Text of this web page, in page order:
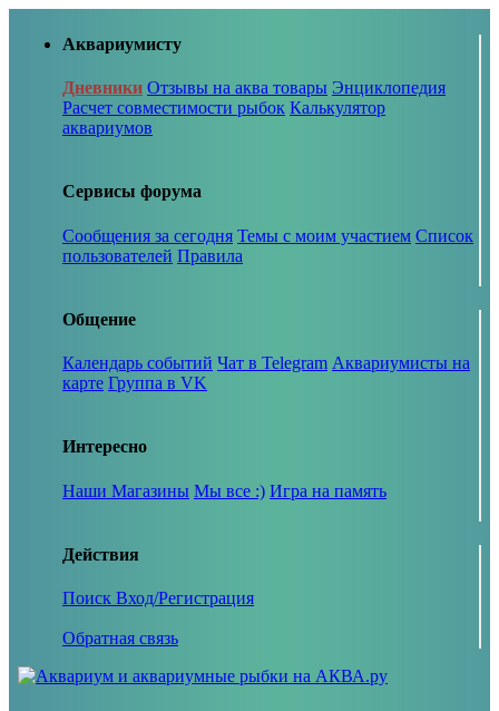
Аквариумисту
Дневники Отзывы на аква товары Энциклопедия
Расчет совместимости рыбок Калькулятор
аквариумов
Сервисы форума
Сообщения за сегодня Темы с моим участием Список
пользователей Правила
Общение
Календарь событий Чат в Telegram Аквариумисты на
карте Группа в VK
Интересно
Наши Магазины Мы все :) Игра на память
Действия
Поиск Вход/Регистрация
Обратная связь